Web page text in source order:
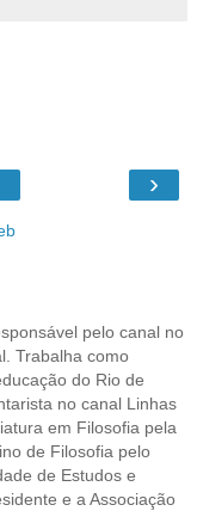
›
pelo canal no
Trabalha como
do Rio de
no canal Linhas
em Filosofia pela
de Filosofia pelo
de Estudos e
e a Associação